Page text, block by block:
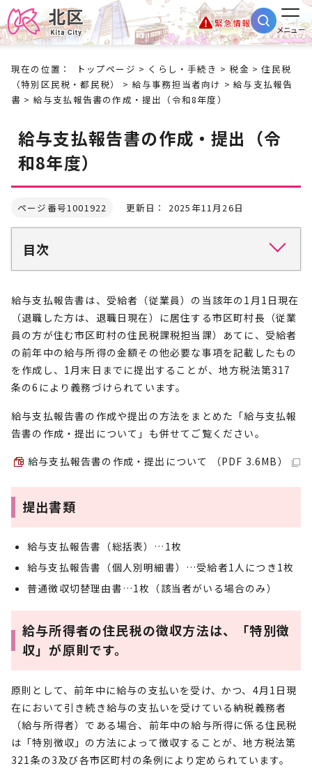
緊急情報
メニュー
現在の位置： トップページ > くらし・手続き >税金 >住民税
（特別区民税・都民税）
> 給与事務担当者向け >給与支払報告
書 > 給与支払報告書の作成・提出（令和8年度）
給与支払報告書の作成・提出（令
和8年度）
ページ番号1001922 更新日： 2025年11月26日
目次
給与支払報告書は、受給者（従業員）の当該年の1月1日現在
（退職した方は、退職日現在）に居住する市区町村長（従業
員の方が住む市区町村の住民税課税担当課）あてに、受給者
の前年中の給与所得の金額その他必要な事項を記載したもの
を作成し、1月末日までに提出することが、地方税法第317
条の6により義務づけられています。
給与支払報告書の作成や提出の方法をまとめた「給与支払報
告書の作成・提出について」も併せてご覧ください。
給与支払報告書の作成・提出について （PDF 3.6MB）
提出書類
給与支払報告書（総括表）…1枚
給与支払報告書（個人別明細書）…受給者1人につき1枚
普通徴収切替理由書…1枚（該当者がいる場合のみ）
給与所得者の住民税の徴収方法は、「特別徴
収」が原則です。
原則として、前年中に給与の支払いを受け、かつ、4月1日現
在において引き続き給与の支払いを受けている納税義務者
（給与所得者）である場合、前年中の給与所得に係る住民税
は「特別徴収」の方法によって徴収することが、地方税法第
321条の3及び各市区町村の条例により定められています。